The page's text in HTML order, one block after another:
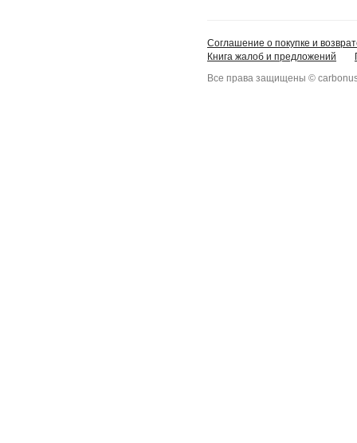
Соглашение о покупке и
Книга жалоб и предложений
Все права защищены ©